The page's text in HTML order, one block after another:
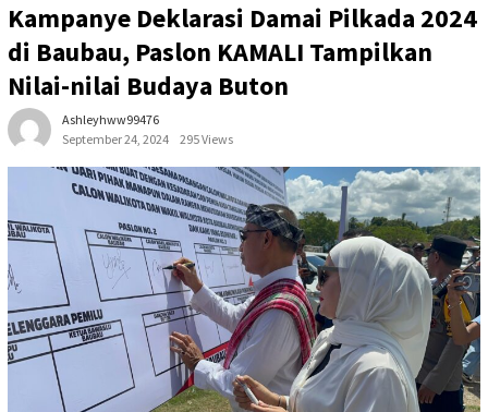
Kampanye Deklarasi Damai Pilkada 2024
di Baubau, Paslon KAMALI Tampilkan
Nilai-nilai Budaya Buton
Ashleyhww99476
September 24, 2024
295 Views